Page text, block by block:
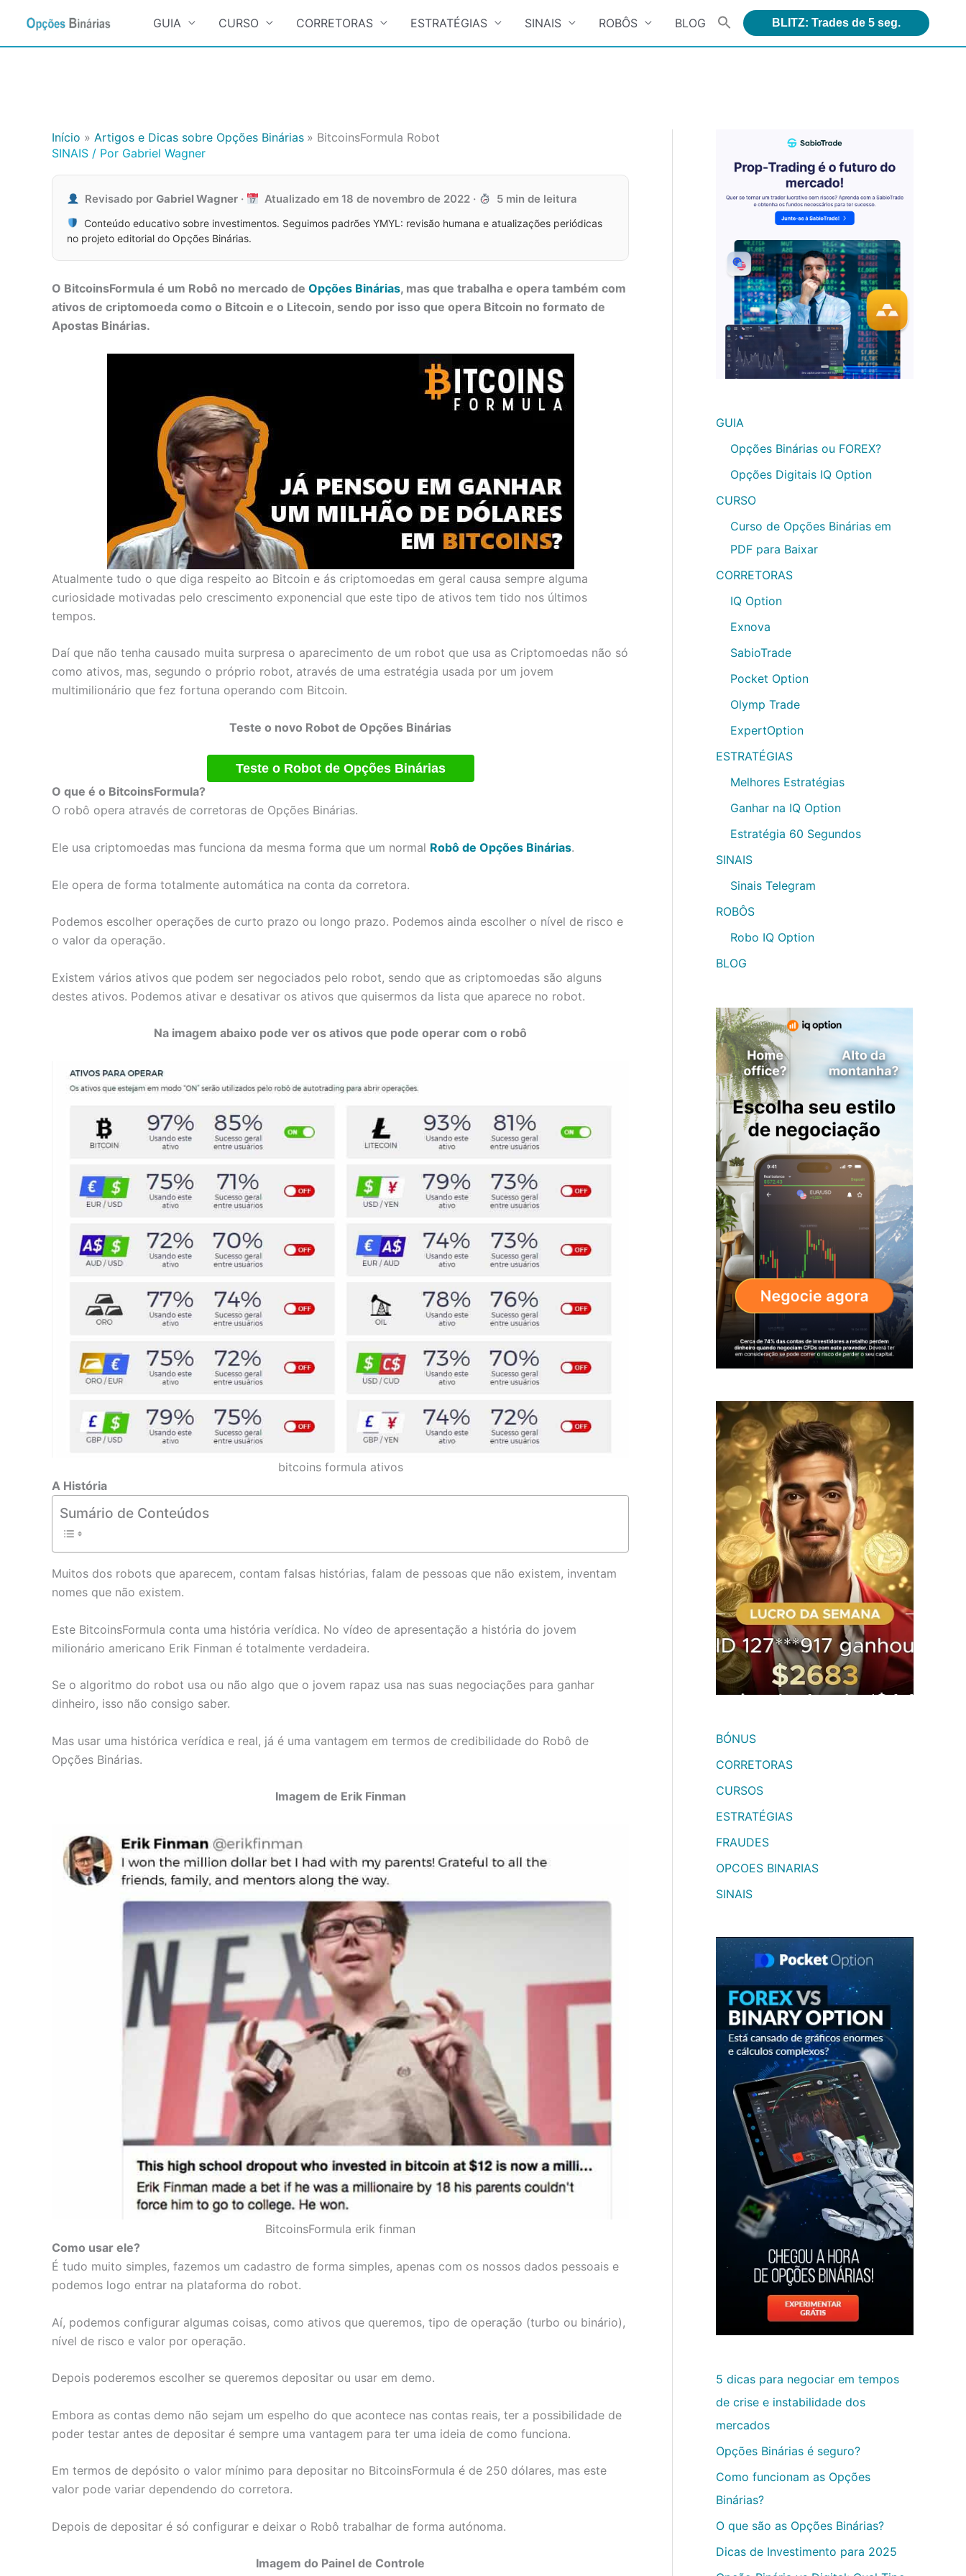
GUIA CURSO CORRETORAS ESTRATÉGIAS SINAIS ROBÔS BLOG BLITZ: Trades de 5 seg.
Início Artigos e Dicas sobre Opções Binárias
BitcoinsFormula Robot
SINAIS / Por Gabriel Wagner
Revisado porGabriel Wagner · Atualizado em 18 de novembro de 2022 · 5 min de leitura
Conteúdo educativo sobre investimentos. Seguimos padrões YMYL: revisão humana e atualizações periódicas
no projeto editorial do Opções Binárias.
O BitcoinsFormula é um Robô no mercado de Opções Binárias, mas que trabalha e opera também com
ativos de criptomoeda como o Bitcoin e o Litecoin, sendo por isso que opera Bitcoin no formato de
Apostas Binárias.
Atualmente tudo o que diga respeito ao Bitcoin e ás criptomoedas em geral causa sempre alguma
curiosidade motivadas pelo crescimento exponencial que este tipo de ativos tem tido nos últimos
tempos.
Daí que não tenha causado muita surpresa o aparecimento de um robot que usa as Criptomoedas não só
como ativos, mas, segundo o próprio robot, através de uma estratégia usada por um jovem
multimilionário que fez fortuna operando com Bitcoin.
Teste o novo Robot de Opções Binárias
Teste o Robot de Opções Binárias
O que é o BitcoinsFormula?
O robô opera através de corretoras de Opções Binárias.
Ele usa criptomoedas mas funciona da mesma forma que um normal Robô de Opções Binárias.
Ele opera de forma totalmente automática na conta da corretora.
Podemos escolher operações de curto prazo ou longo prazo. Podemos ainda escolher o nível de risco e
o valor da operação.
Existem vários ativos que podem ser negociados pelo robot, sendo que as criptomoedas são alguns
destes ativos. Podemos ativar e desativar os ativos que quisermos da lista que aparece no robot.
Na imagem abaixo pode ver os ativos que pode operar com o robô
bitcoins formula ativos
A História
Sumário de Conteúdos
Muitos dos robots que aparecem, contam falsas histórias, falam de pessoas que não existem, inventam
nomes que não existem.
Este BitcoinsFormula conta uma história verídica. No vídeo de apresentação a história do jovem
milionário americano Erik Finman é totalmente verdadeira.
Se o algoritmo do robot usa ou não algo que o jovem rapaz usa nas suas negociações para ganhar
dinheiro, isso não consigo saber.
Mas usar uma histórica verídica e real, já é uma vantagem em termos de credibilidade do Robô de
Opções Binárias.
Imagem de Erik Finman
BitcoinsFormula erik finman
Como usar ele?
É tudo muito simples, fazemos um cadastro de forma simples, apenas com os nossos dados pessoais e
podemos logo entrar na plataforma do robot.
Aí, podemos configurar algumas coisas, como ativos que queremos, tipo de operação (turbo ou binário),
nível de risco e valor por operação.
Depois poderemos escolher se queremos depositar ou usar em demo.
Embora as contas demo não sejam um espelho do que acontece nas contas reais, ter a possibilidade de
poder testar antes de depositar é sempre uma vantagem para ter uma ideia de como funciona.
Em termos de depósito o valor mínimo para depositar no BitcoinsFormula é de 250 dólares, mas este
valor pode variar dependendo do corretora.
Depois de depositar é só configurar e deixar o Robô trabalhar de forma autónoma.
Imagem do Painel de Controle
GUIA
Opções Binárias ou FOREX?
Opções Digitais IQ Option
CURSO
Curso de Opções Binárias em
PDF para Baixar
CORRETORAS
IQ Option
Exnova
SabioTrade
Pocket Option
Olymp Trade
ExpertOption
ESTRATÉGIAS
Melhores Estratégias
Ganhar na IQ Option
Estratégia 60 Segundos
SINAIS
Sinais Telegram
ROBÔS
Robo IQ Option
BLOG
BÓNUS
CORRETORAS
CURSOS
ESTRATÉGIAS
FRAUDES
OPCOES BINARIAS
SINAIS
5 dicas para negociar em tempos
de crise e instabilidade dos
mercados
Opções Binárias é seguro?
Como funcionam as Opções
Binárias?
O que são as Opções Binárias?
Dicas de Investimento para 2025